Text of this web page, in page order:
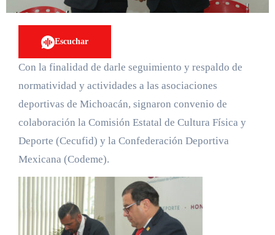
Escuchar
Con la finalidad de darle seguimiento y respaldo de
normatividad y actividades a las asociaciones
deportivas de Michoacán, signaron convenio de
colaboración la Comisión Estatal de Cultura Física y
Deporte (Cecufid) y la Confederación Deportiva
Mexicana (Codeme).